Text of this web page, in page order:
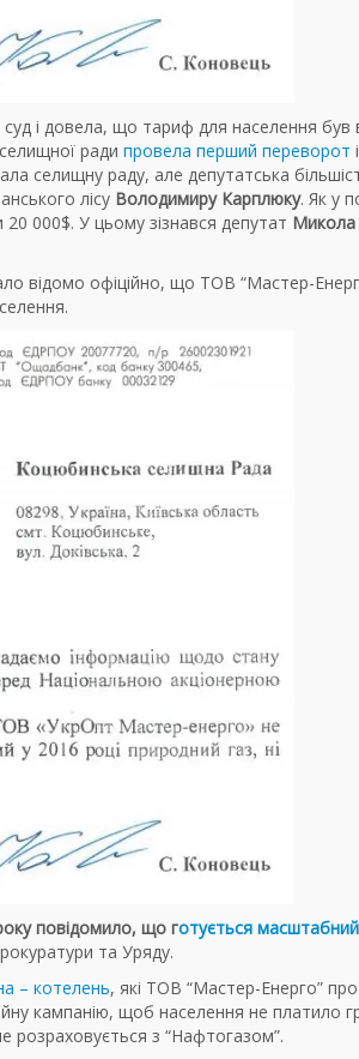
і довела, що тариф для населення був
ради провела перший переворот
селищну раду, але депутатська
лісу Володимиру Карплюку. Як у
000$. У цьому зізнався депутат Микола
відомо офіційно, що ТОВ “Мастер-
повідомило, що готується
та Уряду.
– котелень, які ТОВ “Мастер-Енерго”
кампанію, щоб населення не платило
з “Нафтогазом”.